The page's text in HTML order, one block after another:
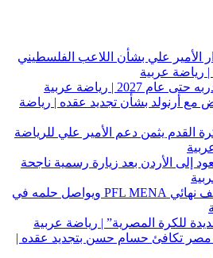
الأمير علي بشأن اللاعب الفلسطيني
رياضة عربية
2027 | رياضة عربية
مع أرنولد بشأن تجديد عقده | رياضة
القدم يثمن دعم الأمير علي للرياضة
إلى الأردن بعد زيارة رسمية ناجحة
الكيالي يتأهل إلى نصف نهائي PFL MENA ويواصل حلمه في
للكرة المصرية” | رياضة عربية
.. مصر تكافئ حسام حسن بتجديد عقده |